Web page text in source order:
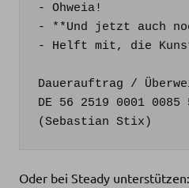
- Ohweia!
- **Und jetzt auch
- Helft mit, die
Dauerauftrag /
DE 56 2519 0001 0085
(Sebastian Stix)
Oder bei Steady unterstützen: